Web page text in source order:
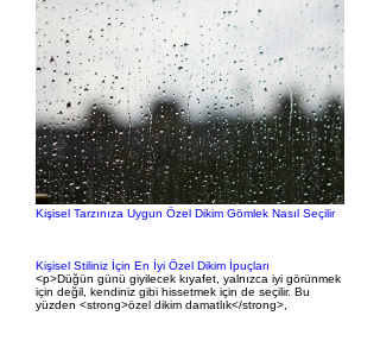
Kişisel Tarzınıza Uygun Özel Dikim Gömlek Nasıl Seçilir
Kişisel Stiliniz İçin En İyi Özel Dikim İpuçları
<p>Düğün günü giyilecek kıyafet, yalnızca iyi görünmek
için değil, kendiniz gibi hissetmek için de seçilir. Bu
yüzden <strong>özel dikim damatlık</strong>,